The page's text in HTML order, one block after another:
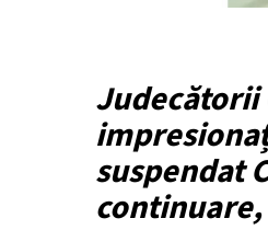
Judecătorii
suspendat